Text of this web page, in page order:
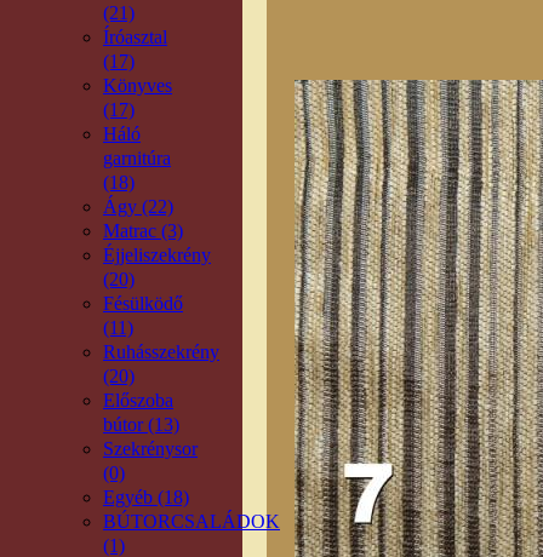
(21)
Íróasztal
(17)
Könyves
(17)
Háló
garnitúra
(18)
Ágy (22)
Matrac (3)
Éjjeliszekrény
(20)
Fésülködő
(11)
Ruhásszekrény
(20)
Előszoba
bútor (13)
Szekrénysor
(0)
Egyéb (18)
BÚTORCSALÁDOK
(1)